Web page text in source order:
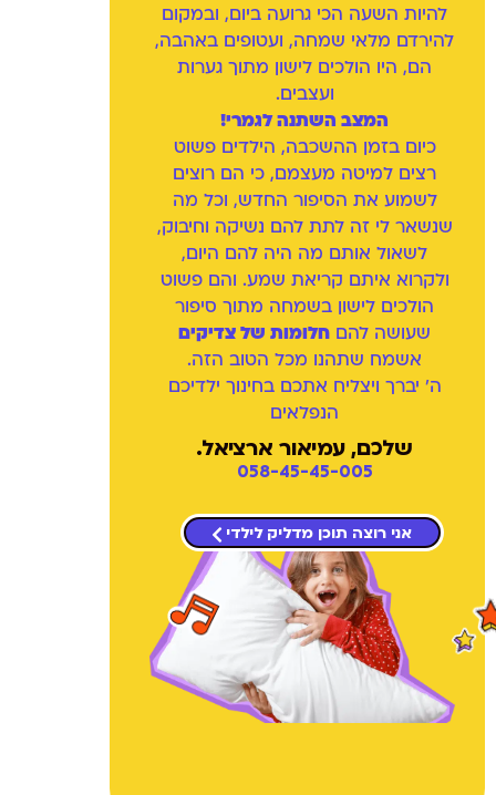
להיות השעה הכי גרועה ביום, ובמקום
להירדם מלאי שמחה, ועטופים באהבה,
הם, היו הולכים לישון מתוך גערות
ועצבים.
המצב השתנה לגמרי!
כיום בזמן ההשכבה, הילדים פשוט
רצים למיטה מעצמם, כי הם רוצים
לשמוע את הסיפור החדש, וכל מה
שנשאר לי זה לתת להם נשיקה וחיבוק,
לשאול אותם מה היה להם היום,
ולקרוא איתם קריאת שמע. והם פשוט
הולכים לישון בשמחה מתוך סיפור
שעושה להם חלומות של צדיקים
אשמח שתהנו מכל הטוב הזה.
ה' יברך ויצליח אתכם בחינוך ילדיכם
הנפלאים
שלכם, עמיאור ארציאל.
058-45-45-005
אני רוצה תוכן מדליק לילדי